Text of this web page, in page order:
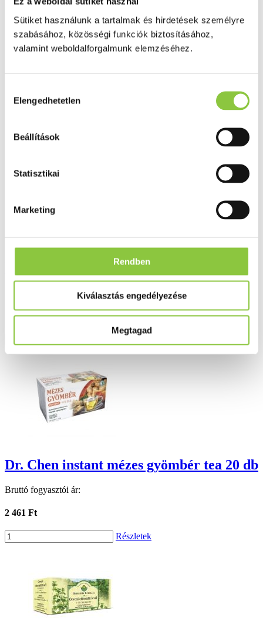
Sütiket használunk a tartalmak és hirdetések személyre
szabásához, közösségi funkciók biztosításához,
valamint weboldalforgalmunk elemzéséhez.
kiválasztása
Elengedhetetlen
Beállítások
Statisztikai
Marketing
Rendben
Kiválasztás engedélyezése
Megtagad
Ingyenes szállítás 18 000 Ft felett
Minőségellenőrzött termékek
Dr. Chen ginzeng zöldtea 20 filter
Bruttó fogyasztói ár:
1 406 Ft
Részletek
Dr. Chen instant mézes gyömbér tea 20 db
Bruttó fogyasztói ár:
2 461 Ft
Részletek